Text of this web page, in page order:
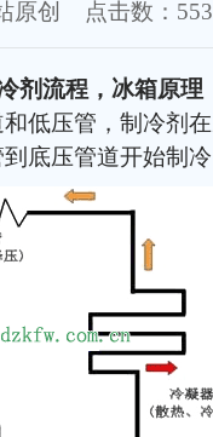
原创 点击数：
剂流程，冰箱原理
低压管，制冷剂
底压管道开始制